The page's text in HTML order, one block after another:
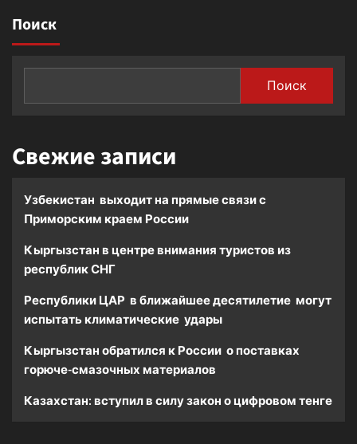
Поиск
Поиск
Свежие записи
Узбекистан выходит на прямые связи с
Приморским краем России
Кыргызстан в центре внимания туристов из
республик СНГ
Республики ЦАР в ближайшее десятилетие могут
испытать климатические удары
Кыргызстан обратился к России о поставках
горюче-смазочных материалов
Казахстан: вступил в силу закон о цифровом тенге